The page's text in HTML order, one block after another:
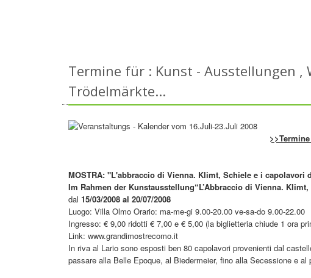
Termine für : Kunst - Ausstellungen
Trödelmärkte...
MOSTRA: "L'abbraccio di Vienna. Klimt, Schiele e i capolavori
Im Rahmen der Kunstausstellung“L’Abbraccio di Vienna.
dal 15/03/2008 al 20/07/2008
Luogo: Villa Olmo Orario: ma-me-gi 9.00-20.00 ve-sa-do 9.00-22.00
Ingresso: € 9,00 ridotti € 7,00 e € 5,00 (la biglietteria chiude 1 ora
Link: www.grandimostrecomo.it
In riva al Lario sono esposti ben 80 capolavori provenienti dal
passare alla Belle Epoque, al Biedermeier, fino alla Secessione e al